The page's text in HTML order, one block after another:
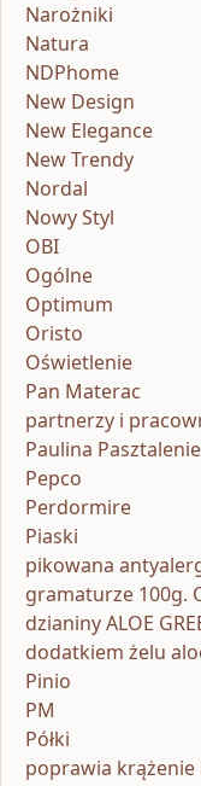
Narożniki
Natura
NDPhome
New Design
New Elegance
New Trendy
Nordal
Nowy Styl
OBI
Ogólne
Optimum
Oristo
Oświetlenie
Pan Materac
partnerzy i
Paulina
Pepco
Perdormire
Piaski
pikowana
gramaturze 100g.
dzianiny ALOE
dodatkiem żelu
Pinio
PM
Półki
poprawia krążenie